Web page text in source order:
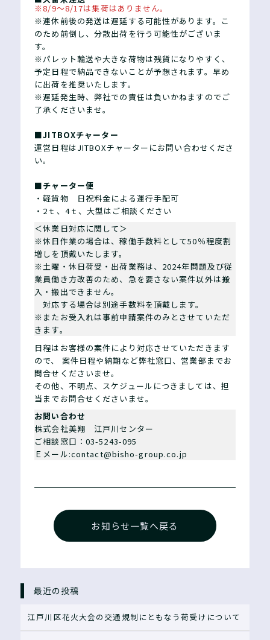
※8/9～8/17は集荷はありません。
※連休前後の発送は遅延する可能性があります。こ
のため前倒し、分散出荷を行う可能性がございま
す。
※パレット輸送や大きな荷物は残貨になりやすく、
予定日程で納品できないことが予想されます。早め
に出荷を推奨いたします。
※遅延発生時、弊社での責任は負いかねますのでご
了承くださいませ。
■JITBOXチャーター
運営日程はJITBOXチャーターにお問い合わせくださ
い。
■チャーター便
・軽貨物 日祝料金による運行手配可
・2ｔ、4ｔ、大型はご相談ください
＜休業日対応に関して＞
※休日作業の場合は、稼働手数料として50％程度割
増しを頂戴いたします。
※土曜・休日荷受・出荷業務は、2024年問題及び従
業員働き方改善のため、急を要さない案件以外は搬
入・搬出できません。
対応する場合は別途手数料を頂戴します。
※またお受入れは事前申請案件のみとさせていただ
きます。
日程はお客様の案件により対応させていただきます
ので、 案件日程や納期など弊社窓口、営業部までお
問合せくださいませ。
その他、不明点、スケジュールにつきましては、担
当までお問合せくださいませ。
お問い合わせ
株式会社美翔 江戸川センター
ご相談窓口：03-5243-095
Ｅメール:contact@bisho-group.co.jp
お知らせ一覧へ戻る
最近の投稿
江戸川区花火大会の交通規制にともなう荷受けについて